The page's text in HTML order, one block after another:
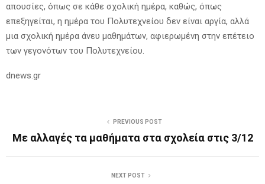
απουσίες, όπως σε κάθε σχολική ημέρα, καθώς, όπως
επεξηγείται, η ημέρα του Πολυτεχνείου δεν είναι αργία, αλλά
μια σχολική ημέρα άνευ μαθημάτων, αφιερωμένη στην επέτειο
των γεγονότων του Πολυτεχνείου.
dnews.gr
PREVIOUS POST
Με αλλαγές τα μαθήματα στα σχολεία στις 3/12
NEXT POST